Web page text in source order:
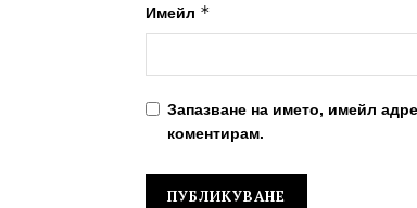
Имейл *
Запазване на името, имейл
коментирам.